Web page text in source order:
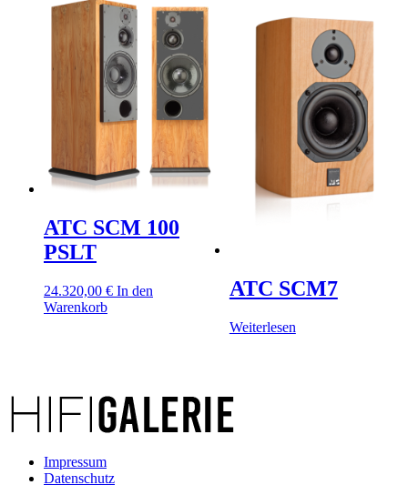
ATC SCM 100
PSLT
24.320,00 € In den
Warenkorb
ATC SCM7
Weiterlesen
Impressum
Datenschutz